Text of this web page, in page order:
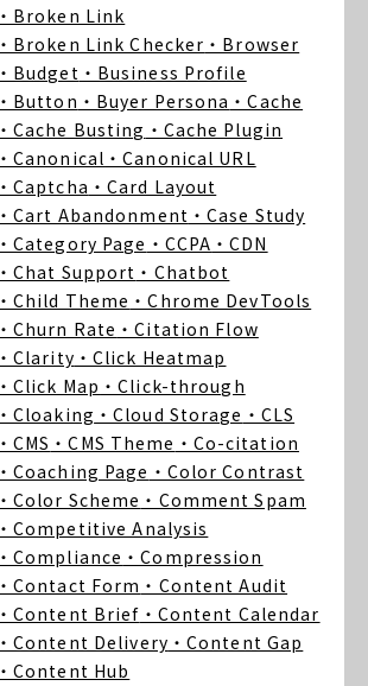
・Broken Link
・Broken Link Checker ・Browser
・Budget ・Business Profile
・Button ・Buyer Persona ・Cache
・Cache Busting ・Cache Plugin
・Canonical ・Canonical URL
・Captcha ・Card Layout
・Cart Abandonment ・Case Study
・Category Page ・CCPA ・CDN
・Chat Support ・Chatbot
・Child Theme ・Chrome DevTools
・Churn Rate ・Citation Flow
・Clarity ・Click Heatmap
・Click Map ・Click-through
・Cloaking ・Cloud Storage ・CLS
・CMS ・CMS Theme ・Co-citation
・Coaching Page ・Color Contrast
・Color Scheme ・Comment Spam
・Competitive Analysis
・Compliance ・Compression
・Contact Form ・Content Audit
・Content Brief ・Content Calendar
・Content Delivery ・Content Gap
・Content Hub